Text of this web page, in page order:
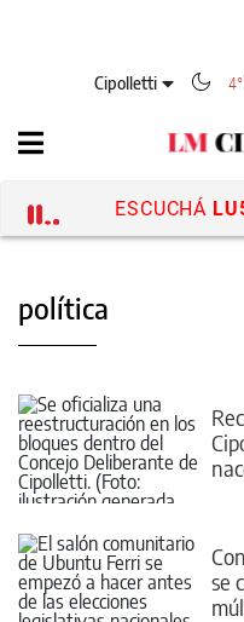
Cipolletti 4°
ESCUCHÁ
política
se